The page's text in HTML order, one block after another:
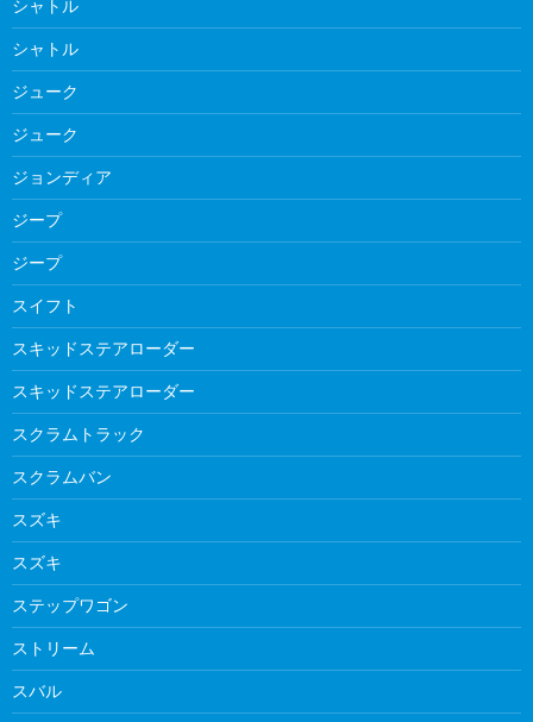
シャトル
シャトル
ジューク
ジューク
ジョンディア
ジープ
ジープ
スイフト
スキッドステアローダー
スキッドステアローダー
スクラムトラック
スクラムバン
スズキ
スズキ
ステップワゴン
ストリーム
スバル